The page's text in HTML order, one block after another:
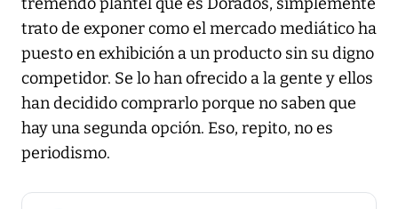
tremendo plantel que es Dorados, simplemente
trato de exponer como el mercado mediático ha
puesto en exhibición a un producto sin su digno
competidor. Se lo han ofrecido a la gente y ellos
han decidido comprarlo porque no saben que
hay una segunda opción. Eso, repito, no es
periodismo.